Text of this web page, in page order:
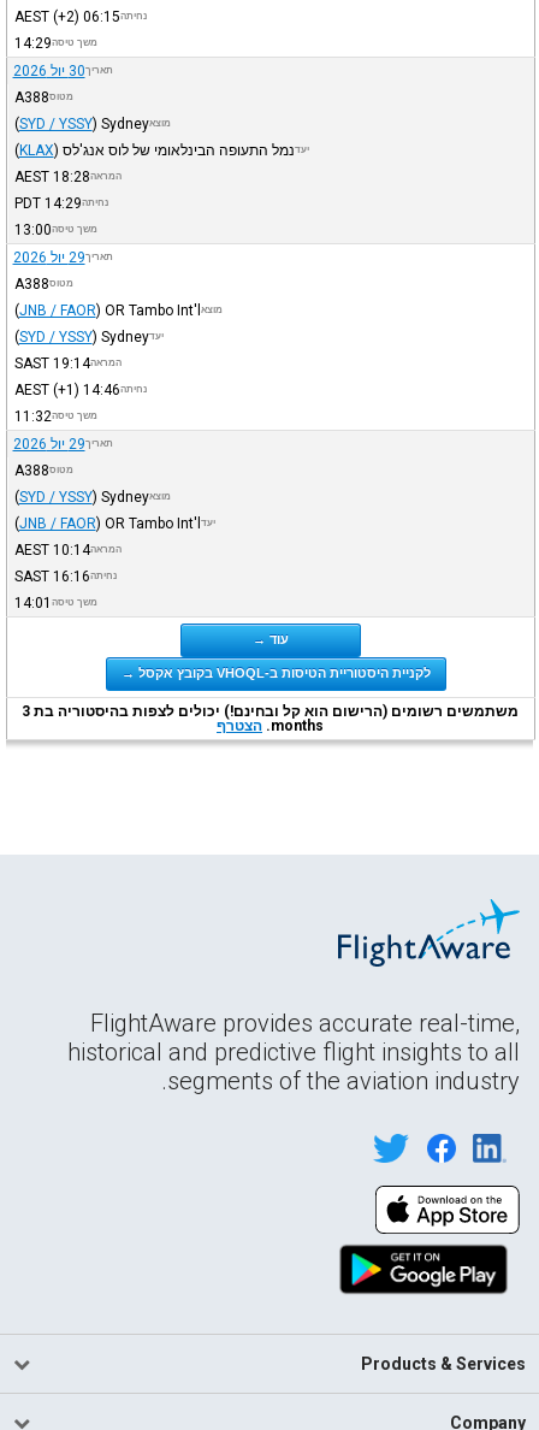
נחיתה06:15
AEST(+2)
משך טיסה14:29
תאריך30 יול 2026
מטוסA388
מוצאSydney
(SYD / YSSY)
יעדנמל התעופה הבינלאומי של לוס אנג'לס (KLAX)
המראה18:28
AEST
נחיתה14:29
PDT
משך טיסה13:00
תאריך29 יול 2026
מטוסA388
מוצא OR Tambo Int'l
(JNB / FAOR)
יעדSydney
(SYD / YSSY)
המראה19:14
SAST
נחיתה14:46
AEST(+1)
משך טיסה11:32
תאריך29 יול 2026
מטוסA388
מוצאSydney
(SYD / YSSY)
יעד OR Tambo Int'l
(JNB / FAOR)
המראה10:14
AEST
נחיתה16:16
SAST
משך טיסה 14:01
עוד →
לקניית היסטוריית הטיסות ב-VHOQL בקובץ אקסל →
משתמשים רשומים (הרישום הוא קל ובחינם!) יכולים לצפות בהיסטוריה בת 3
months. הצטרף
FlightAware provides accurate real-time,
historical and predictive flight insights to all
segments of the aviation industry.
Products & Services
Company